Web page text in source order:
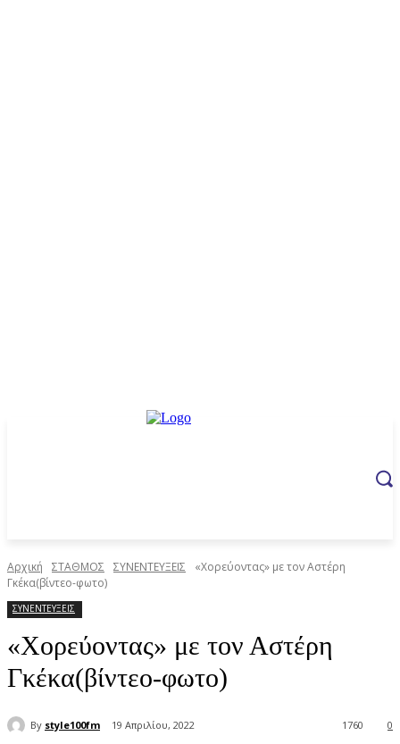
Αρχική ΣΤΑΘΜΟΣ ΣΥΝΕΝΤΕΥΞΕΙΣ
«Χορεύοντας» με τον Αστέρη
Γκέκα(βίντεο-φωτο)
ΣΥΝΕΝΤΕΥΞΕΙΣ
«Χορεύοντας» με τον Αστέρη
Γκέκα(βίντεο-φωτο)
By style100fm 19 Απριλίου, 2022 0
1760